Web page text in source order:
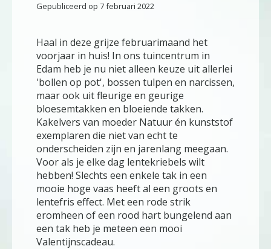
Gepubliceerd op 7 februari 2022
Haal in deze grijze februarimaand het
voorjaar in huis! In ons tuincentrum in
Edam heb je nu niet alleen keuze uit allerlei
'bollen op pot', bossen tulpen en narcissen,
maar ook uit fleurige en geurige
bloesemtakken en bloeiende takken.
Kakelvers van moeder Natuur én kunststof
exemplaren die niet van echt te
onderscheiden zijn en jarenlang meegaan.
Voor als je elke dag lentekriebels wilt
hebben! Slechts een enkele tak in een
mooie hoge vaas heeft al een groots en
lentefris effect. Met een rode strik
eromheen of een rood hart bungelend aan
een tak heb je meteen een mooi
Valentijnscadeau.